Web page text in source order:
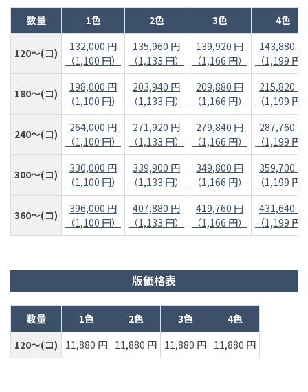
数量 1色 2色 3色 4色
120～(コ)
132,000 円
（1,100 円）
135,960 円
（1,133 円）
139,920 円
（1,166 円）
143,880 円
（1,199 円
180～(コ)
198,000 円
（1,100 円）
203,940 円
（1,133 円）
209,880 円
（1,166 円）
215,820 円
（1,199 円
240～(コ)
264,000 円
（1,100 円）
271,920 円
（1,133 円）
279,840 円
（1,166 円）
287,760 円
（1,199 円
300～(コ)
330,000 円
（1,100 円）
339,900 円
（1,133 円）
349,800 円
（1,166 円）
359,700 円
（1,199 円
360～(コ)
396,000 円
（1,100 円）
407,880 円
（1,133 円）
419,760 円
（1,166 円）
431,640 円
（1,199 円
版価格表
数量 1色 2色 3色
4色
120～(コ)
11,880 円 11,880 円 11,880 円 11,880 円